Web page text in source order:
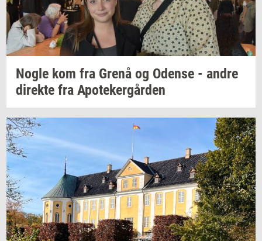
Nogle kom fra Grenå og Oden­se - andre
di­rek­te fra Apo­te­ker­går­den